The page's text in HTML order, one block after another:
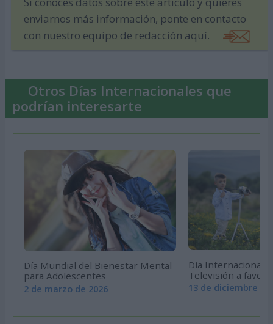
enviarnos más información, ponte en contacto
con nuestro equipo de redacción aquí.
Otros Días Internacionales que
podrían interesarte
Día Mundial del Bienestar Mental
para Adolescentes
2 de marzo de 2026
Día Internacional
Televisión a favor
13 de diciembre de